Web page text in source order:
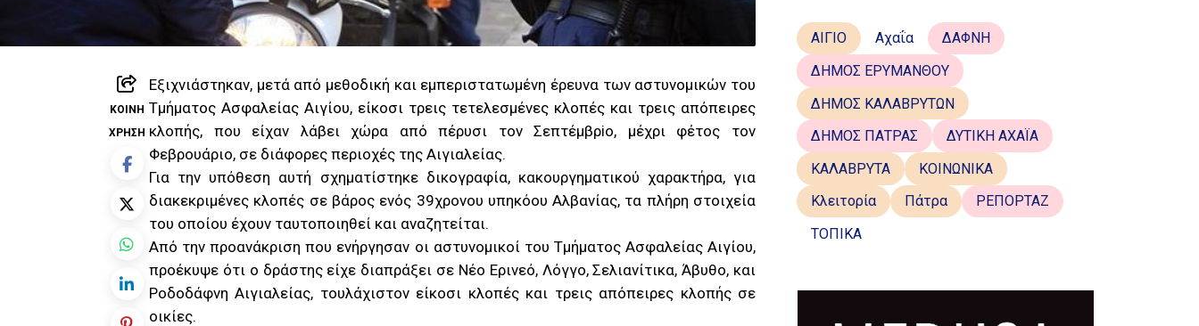
ΚΟΙΝΉ
ΧΡΉΣΗ
Εξιχνιάστηκαν, μετά από μεθοδική και εμπεριστατωμένη έρευνα των αστυνομικών του
Τμήματος Ασφαλείας Αιγίου, είκοσι τρεις τετελεσμένες κλοπές και τρεις απόπειρες
κλοπής, που είχαν λάβει χώρα από πέρυσι τον Σεπτέμβρiο, μέχρι φέτος τον
Φεβρουάριο, σε διάφορες περιοχές της Αιγιαλείας.
Για την υπόθεση αυτή σχηματίστηκε δικογραφία, κακουργηματικού χαρακτήρα, για
διακεκριμένες κλοπές σε βάρος ενός 39χρονου υπηκόου Αλβανίας, τα πλήρη στοιχεία
του οποίου έχουν ταυτοποιηθεί και αναζητείται.
Από την προανάκριση που ενήργησαν οι αστυνομικοί του Τμήματος Ασφαλείας Αιγίου,
προέκυψε ότι ο δράστης είχε διαπράξει σε Νέο Ερινεό, Λόγγο, Σελιανίτικα, Άβυθο, και
Ροδοδάφνη Αιγιαλείας, τουλάχιστον είκοσι κλοπές και τρεις απόπειρες κλοπής σε
οικίες.
ΑΙΓΙΟ Αχαΐα
ΔΑΦΝΗ
ΔΗΜΟΣ ΕΡΥΜΑΝΘΟΥ
ΔΗΜΟΣ ΚΑΛΑΒΡΥΤΩΝ
ΔΗΜΟΣ ΠΑΤΡΑΣ
ΔΥΤΙΚΗ ΑΧΑΪΑ
ΚΑΛΑΒΡΥΤΑ
ΚΟΙΝΩΝΙΚΑ
Κλειτορία
Πάτρα
ΡΕΠΟΡΤΑΖ
ΤΟΠΙΚΑ